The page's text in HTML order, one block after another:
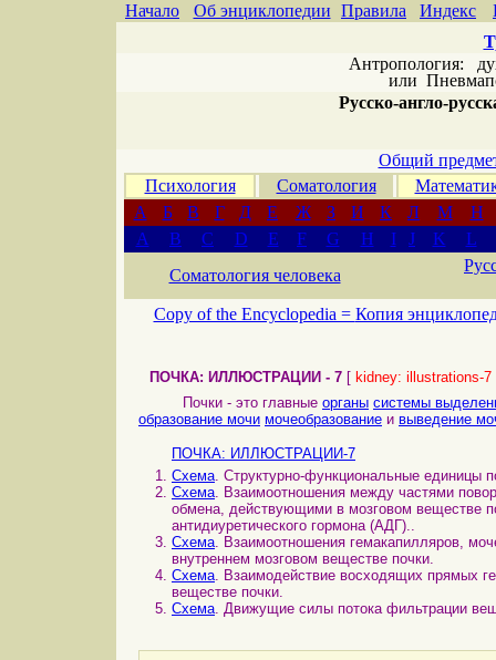
Начало Об энциклопедии Правила Индекс
Антропология:
или
Русско-англо-
Общий
Психология
Соматология
А
Б В Г Д Е Ж З И К Л М
Н
A
B C D E F G H I J K
L
Соматология человека
Copy of the Encyclopedia = Копия
ПОЧКА: ИЛЛЮСТРАЦИИ - 7 [ kidney: illustrations-7
Почки - это главные органы системы
образование мочи мочеобразование и выведение
ПОЧКА: ИЛЛЮСТРАЦИИ-7
Схема. Структурно-функциональные единицы
Схема. Взаимоотношения между частями
обмена, действующими в мозговом веществе
антидиуретического гормона (АДГ)..
Схема. Взаимоотношения гемакапилляров,
внутреннем мозговом веществе почки.
Схема. Взаимодействие восходящих прямых
веществе почки.
Схема. Движущие силы потока фильтрации